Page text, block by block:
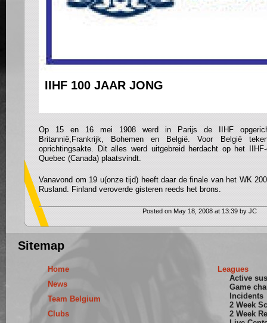
IIHF 100 JAAR JONG
Op 15 en 16 mei 1908 werd in Parijs de IIHF opgericht
Britannië,Frankrijk, Bohemen en België. Voor België
oprichtingsakte. Dit alles werd uitgebreid herdacht op het
Quebec (Canada) plaatsvindt.
Vanavond om 19 u(onze tijd) heeft daar de finale van het WK
Rusland. Finland veroverde gisteren reeds het brons.
Posted on May 18, 2008 at 13:39 by JC
Sitemap
Home
News
Team Belgium
Clubs
Leagues
Active
Game
Incidents
2 Week
2 Week